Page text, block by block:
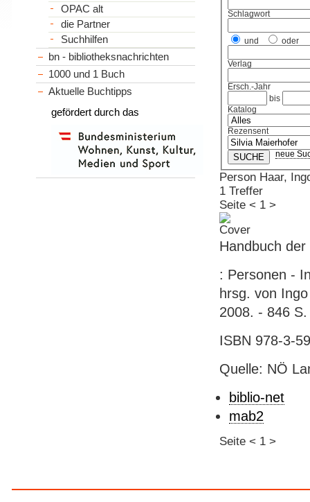
Schlagwort
und oder
Verlag
Ersch.-Jahr
bis
Katalog
Rezensent
neue
Person Haar,
1 Treffer
Seite < 1 >
Handbuch
: Personen -
hrsg. von
2008. - 846 S.
ISBN 978-3-
Quelle: NÖ
biblio-net
mab2
Seite < 1 >
OPAC alt
die Partner
Suchhilfen
bn - bibliotheksnachrichten
1000 und 1 Buch
Aktuelle Buchtipps
gefördert durch das